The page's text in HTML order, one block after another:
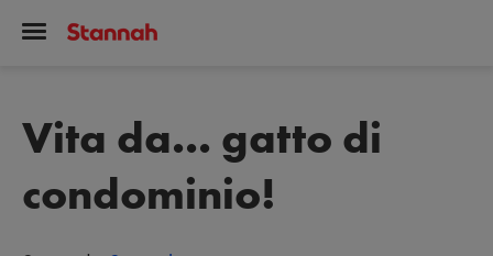
Vita da... gatto di
condominio!